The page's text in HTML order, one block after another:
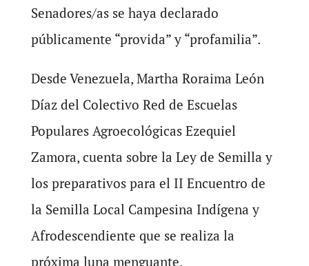
Senadores/as se haya declarado
públicamente “provida” y “profamilia”.
Desde Venezuela, Martha Roraima León
Díaz del Colectivo Red de Escuelas
Populares Agroecológicas Ezequiel
Zamora, cuenta sobre la Ley de Semilla y
los preparativos para el II Encuentro de
la Semilla Local Campesina Indígena y
Afrodescendiente que se realiza la
próxima luna menguante.